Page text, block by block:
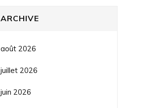
ARCHIVE
août 2026
juillet 2026
juin 2026